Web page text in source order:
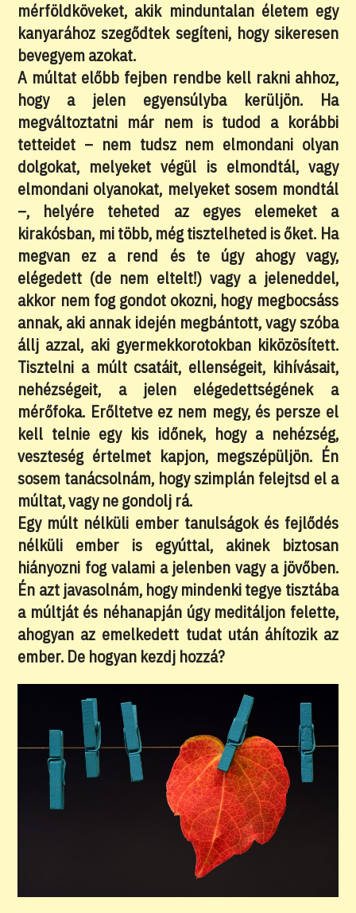
mérföldköveket, akik minduntalan életem egy
kanyarához szegődtek segíteni, hogy sikeresen
bevegyem azokat.
A múltat előbb fejben rendbe kell rakni ahhoz,
hogy a jelen egyensúlyba kerüljön. Ha
megváltoztatni már nem is tudod a korábbi
tetteidet – nem tudsz nem elmondani olyan
dolgokat, melyeket végül is elmondtál, vagy
elmondani olyanokat, melyeket sosem mondtál
–, helyére teheted az egyes elemeket a
kirakósban, mi több, még tisztelheted is őket. Ha
megvan ez a rend és te úgy ahogy vagy,
elégedett (de nem eltelt!) vagy a jeleneddel,
akkor nem fog gondot okozni, hogy megbocsáss
annak, aki annak idején megbántott, vagy szóba
állj azzal, aki gyermekkorotokban kiközösített.
Tisztelni a múlt csatáit, ellenségeit, kihívásait,
nehézségeit, a jelen elégedettségének a
mérőfoka. Erőltetve ez nem megy, és persze el
kell telnie egy kis időnek, hogy a nehézség,
veszteség értelmet kapjon, megszépüljön. Én
sosem tanácsolnám, hogy szimplán felejtsd el a
múltat, vagy ne gondolj rá.
Egy múlt nélküli ember tanulságok és fejlődés
nélküli ember is egyúttal, akinek biztosan
hiányozni fog valami a jelenben vagy a jövőben.
Én azt javasolnám, hogy mindenki tegye tisztába
a múltját és néhanapján úgy meditáljon felette,
ahogyan az emelkedett tudat után áhítozik az
ember. De hogyan kezdj hozzá?